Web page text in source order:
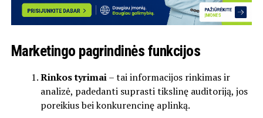
Marketingo pagrindinės funkcijos
Rinkos tyrimai– tai informacijos rinkimas ir
analizė, padedanti suprasti tikslinę auditoriją, jos
poreikius bei konkurencinę aplinką.